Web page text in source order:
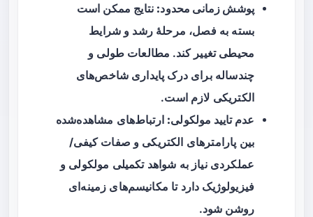
پوشش زمانی محدود: نتایج ممکن است
بسته به فصل، مرحلهٔ رشد و شرایط
محیطی تغییر کند. مطالعات طولی و
چندساله برای درک پایداری شاخص‌های
الکتریکی لازم است.
عدم تایید مولکولی: ارتباط‌های مشاهده‌شده
بین پارامترهای الکتریکی و صفات کیفی/
عملکردی نیاز به شواهد تکمیلی مولکولی و
فیزیولوژیک دارد تا مکانیسم‌های زمینه‌ای
روشن شود.